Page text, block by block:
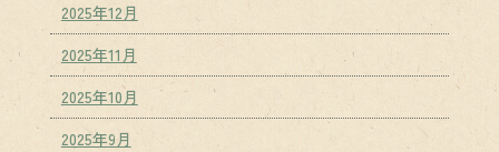
2025年12月
2025年11月
2025年10月
2025年9月